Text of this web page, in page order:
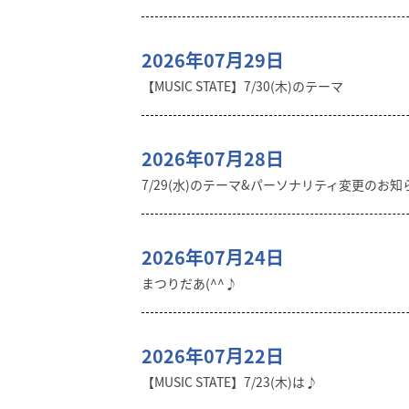
2026年07月29日
【MUSIC STATE】7/30(木)のテーマ
2026年07月28日
7/29(水)のテーマ&パーソナリティ変更のお知
2026年07月24日
まつりだあ(^^♪
2026年07月22日
【MUSIC STATE】7/23(木)は♪